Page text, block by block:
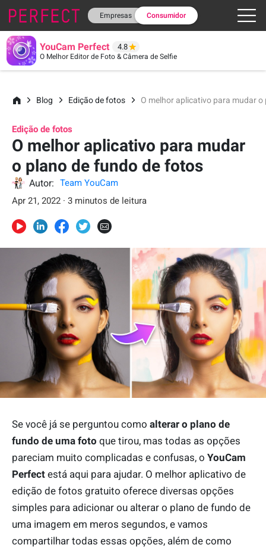
Empresas Consumidor
YouCam Perfect 4.8
O Melhor Editor de Foto & Câmera de Selfie
Blog Edição de fotos O melhor aplicativo para mudar
Edição de fotos
O melhor aplicativo para mudar
o plano de fundo de fotos
Autor:
Team YouCam
Apr 21, 2022 · 3 minutos de leitura
Se você já se perguntou como alterar o plano de
fundo de uma foto que tirou, mas todas as opções
pareciam muito complicadas e confusas, o YouCam
Perfect está aqui para ajudar. O melhor aplicativo de
edição de fotos gratuito oferece diversas opções
simples para adicionar ou alterar o plano de fundo de
uma imagem em meros segundos, e vamos
compartilhar todas essas opções, além de como